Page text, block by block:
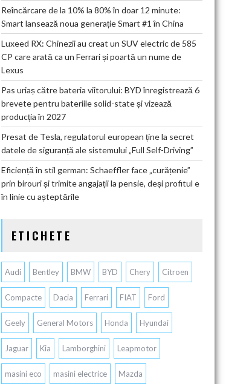
Reîncărcare de la 10% la 80% în doar 12 minute:
Smart lansează noua generație Smart #1 în China
Luxeed RX: Chinezii au creat un SUV electric de 585
CP care arată ca un Ferrari și poartă un nume de
Lexus
Pas uriaș către bateria viitorului: BYD înregistrează 6
brevete pentru bateriile solid-state și vizează
producția în 2027
Presat de Tesla, regulatorul european ține la secret
datele de siguranță ale sistemului „Full Self-Driving”
Eficiență în stil german: Schaeffler face „curățenie”
prin birouri și trimite angajații la pensie, deși profitul e
în linie cu așteptările
ETICHETE
Audi Bentley BMW BYD Chery Citroen
Compacte Dacia Ferrari FIAT Ford
Geely General Motors Honda Hyundai
Jaguar Kia Lamborghini Leapmotor
masini eco masini electrice Mazda